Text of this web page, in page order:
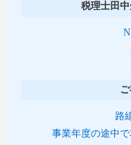
税理士田
路
事業年度の途中